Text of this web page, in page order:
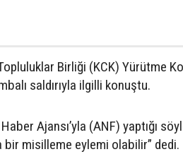
Birliği (KCK) Yürütme
saldırıyla ilgilli konuştu.
Haber Ajansı’yla (ANF) yaptığı
bir misilleme eylemi olabilir” dedi.